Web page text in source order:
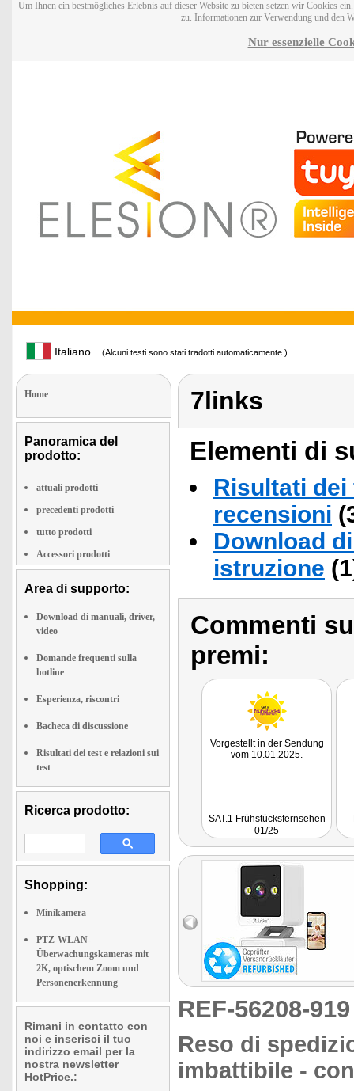
Um Ihnen ein bestmögliches Erlebnis auf dieser Website zu bieten setzen wir Cookies
zu. Informationen zur Verwendung und den
Nur essenzielle
Italiano (Alcuni testi sono stati tradotti automaticamente.)
Home
Panoramica del
prodotto:
attuali prodotti
precedenti prodotti
tutto prodotti
Accessori prodotti
Area di supporto:
Download di manuali, driver,
video
Domande frequenti sulla
hotline
Esperienza, riscontri
Bacheca di discussione
Risultati dei test e relazioni sui
test
Ricerca prodotto:
Shopping:
Minikamera
PTZ-WLAN-
Überwachungskameras mit
2K, optischem Zoom und
Personenerkennung
Rimani in contatto con
noi e inserisci il tuo
indirizzo email per la
nostra newsletter
HotPrice.:
7links
Elementi di
Risultati
recensioni
Download
istruzione
Commenti
premi:
Vorgestellt in der Sendung
vom 10.01.2025.
SAT.1 Frühstücksfernsehen
01/25
REF-56208-
Reso di
imbattibile -